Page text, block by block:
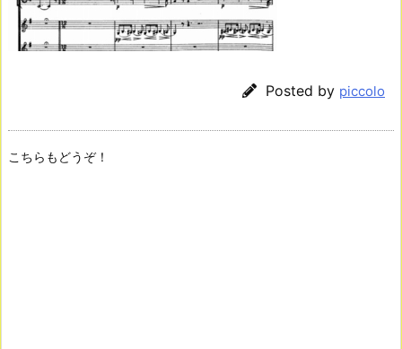
Posted by piccolo
こちらもどうぞ！